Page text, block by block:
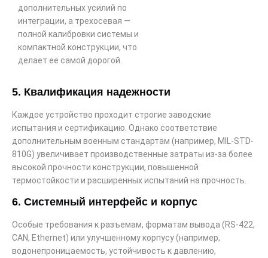
дополнительных усилий по
интеграции, а трехосевая —
полной калибровки системы и
компактной конструкции, что
делает ее самой дорогой.
5. Квалификация надежности
Каждое устройство проходит строгие заводские
испытания и сертификацию. Однако соответствие
дополнительным военным стандартам (например, MIL-STD-
810G) увеличивает производственные затраты из-за более
высокой прочности конструкции, повышенной
термостойкости и расширенных испытаний на прочность.
6. Системный интерфейс и корпус
Особые требования к разъемам, форматам вывода (RS-422,
CAN, Ethernet) или улучшенному корпусу (например,
водонепроницаемость, устойчивость к давлению,